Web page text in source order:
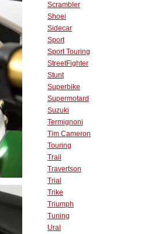
Scrambler
Shoei
Sidecar
Sport
Sport Touring
StreetFighter
Stunt
Superbike
Supermotard
Suzuki
Termignoni
Tim Cameron
Touring
Trail
Travertson
Trial
Trike
Triumph
Tuning
Ural